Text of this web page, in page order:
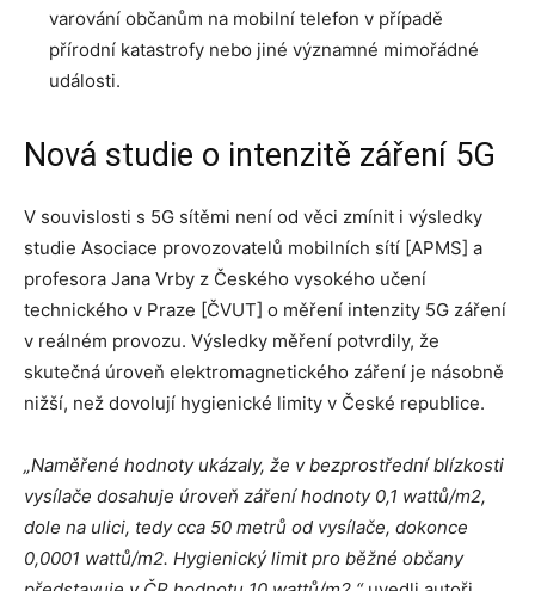
varování občanům na mobilní telefon v případě
přírodní katastrofy nebo jiné významné mimořádné
události.
Nová studie o intenzitě záření 5G
V souvislosti s 5G sítěmi není od věci zmínit i výsledky
studie Asociace provozovatelů mobilních sítí [APMS] a
profesora Jana Vrby z Českého vysokého učení
technického v Praze [ČVUT] o měření intenzity 5G záření
v reálném provozu. Výsledky měření potvrdily, že
skutečná úroveň elektromagnetického záření je násobně
nižší, než dovolují hygienické limity v České republice.
„Naměřené hodnoty ukázaly, že v bezprostřední blízkosti
vysílače dosahuje úroveň záření hodnoty 0,1 wattů/m2,
dole na ulici, tedy cca 50 metrů od vysílače, dokonce
0,0001 wattů/m2. Hygienický limit pro běžné občany